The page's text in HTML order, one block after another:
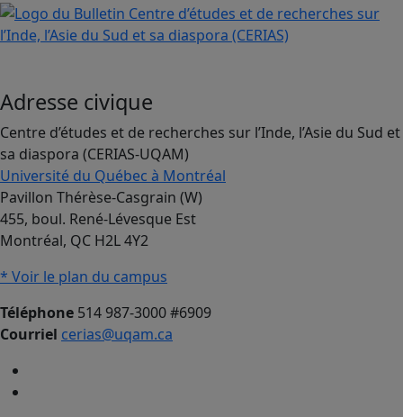
Adresse civique
Centre d’études et de recherches sur l’Inde, l’Asie du Sud et
sa diaspora (CERIAS-UQAM)
Université du Québec à Montréal
Pavillon Thérèse-Casgrain (W)
455, boul. René-Lévesque Est
Montréal, QC H2L 4Y2
* Voir le plan du campus
Téléphone 514 987-3000 #6909
Courriel cerias@uqam.ca